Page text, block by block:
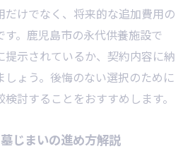
だけでなく、将来的な追加費用の
。鹿児島市の永代供養施設で
提示されているか、契約内容に納
ょう。後悔のない選択のために
討することをおすすめします。
じまいの進め方解説